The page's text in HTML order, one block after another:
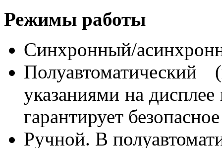
Режимы работы
Синхронный/
Полуавтоматический
указаниями на
гарантирует
Ручной. В